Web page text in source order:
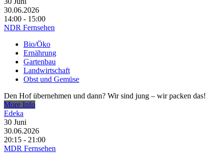
30.06.2026
14:00 - 15:00
NDR Fernsehen
Bio/Öko
Ernährung
Gartenbau
Landwirtschaft
Obst und Gemüse
Den Hof übernehmen und dann? Wir sind jung – wir packen das!
More Info
Edeka
30 Juni
30.06.2026
20:15 - 21:00
MDR Fernsehen